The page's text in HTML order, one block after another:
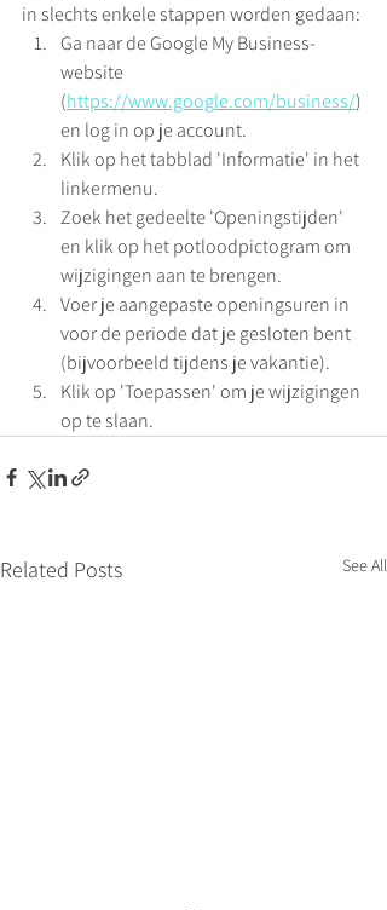
in slechts enkele stappen worden gedaan:
Ga naar de Google My Business-
website
(https://www.google.com/business/)
en log in op je account.
Klik op het tabblad 'Informatie' in het
linkermenu.
Zoek het gedeelte 'Openingstijden'
en klik op het potloodpictogram om
wijzigingen aan te brengen.
Voer je aangepaste openingsuren in
voor de periode dat je gesloten bent
(bijvoorbeeld tijdens je vakantie).
Klik op 'Toepassen' om je wijzigingen
op te slaan.
Related Posts See All